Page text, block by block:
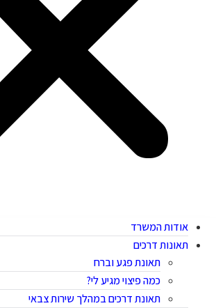
אודות המשרד
תאונות דרכים
תאונת פגע וברח
כמה פיצוי מגיע לי?
תאונת דרכים במהלך שירות צבאי